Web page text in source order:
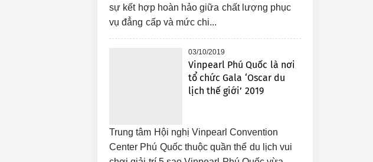
sự kết hợp hoàn hảo giữa chất lượng phục
vụ đẳng cấp và mức chi...
03/10/2019
Vinpearl Phú Quốc là nơi
tổ chức Gala ‘Oscar du
lịch thế giới’ 2019
Trung tâm Hội nghị Vinpearl Convention
Center Phú Quốc thuộc quần thể du lịch vui